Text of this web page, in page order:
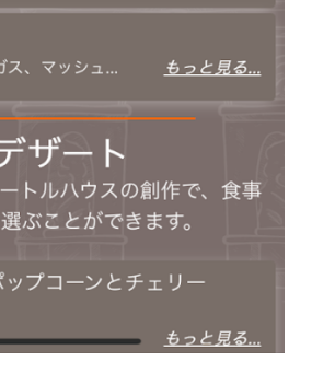
ホーム
【最新版】パリ治安情報